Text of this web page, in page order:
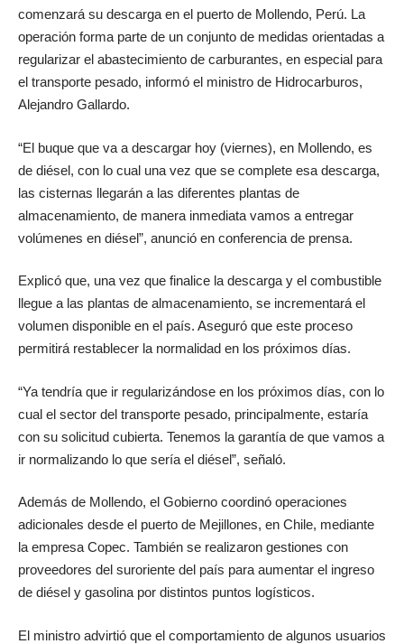
comenzará su descarga en el puerto de Mollendo, Perú. La
operación forma parte de un conjunto de medidas orientadas a
regularizar el abastecimiento de carburantes, en especial para
el transporte pesado, informó el ministro de Hidrocarburos,
Alejandro Gallardo.
“El buque que va a descargar hoy (viernes), en Mollendo, es
de diésel, con lo cual una vez que se complete esa descarga,
las cisternas llegarán a las diferentes plantas de
almacenamiento, de manera inmediata vamos a entregar
volúmenes en diésel”, anunció en conferencia de prensa.
Explicó que, una vez que finalice la descarga y el combustible
llegue a las plantas de almacenamiento, se incrementará el
volumen disponible en el país. Aseguró que este proceso
permitirá restablecer la normalidad en los próximos días.
“Ya tendría que ir regularizándose en los próximos días, con lo
cual el sector del transporte pesado, principalmente, estaría
con su solicitud cubierta. Tenemos la garantía de que vamos a
ir normalizando lo que sería el diésel”, señaló.
Además de Mollendo, el Gobierno coordinó operaciones
adicionales desde el puerto de Mejillones, en Chile, mediante
la empresa Copec. También se realizaron gestiones con
proveedores del suroriente del país para aumentar el ingreso
de diésel y gasolina por distintos puntos logísticos.
El ministro advirtió que el comportamiento de algunos usuarios